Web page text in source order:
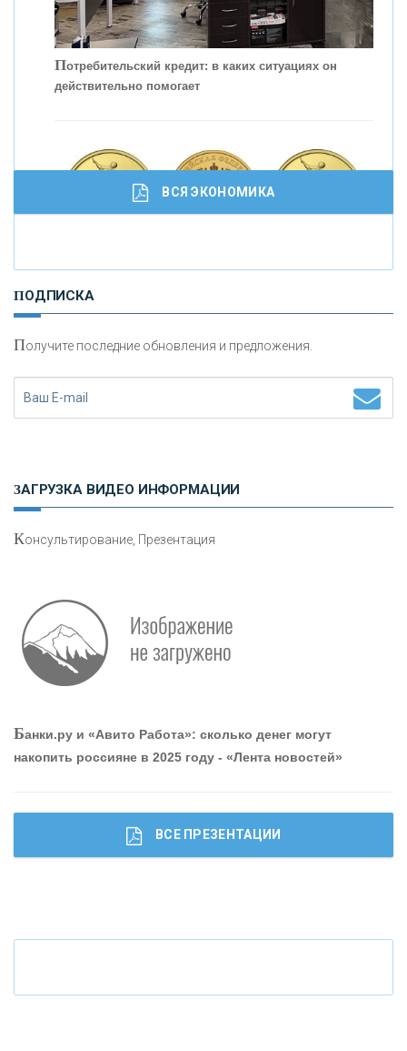
привлечь и удержать персонал - «Интервью»
Потребительский кредит: в каких ситуациях он
действительно помогает
И
сохранения и увеличения капитала
Что будет с наличными деньгами при цифровом
ВСЯ ЭКОНОМИКА
ПОДПИСКА
Получите последние обновления и предложения.
ЗАГРУЗКА ВИДЕО ИНФОРМАЦИИ
Консультирование, Презентация
Банки.ру и «Авито Работа»: сколько денег могут
накопить россияне в 2025 году - «Лента новостей»
ВСЕ ПРЕЗЕНТАЦИИ